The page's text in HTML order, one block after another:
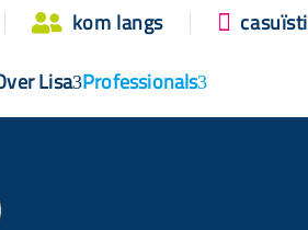
 kom langs 
Lisa Professionals